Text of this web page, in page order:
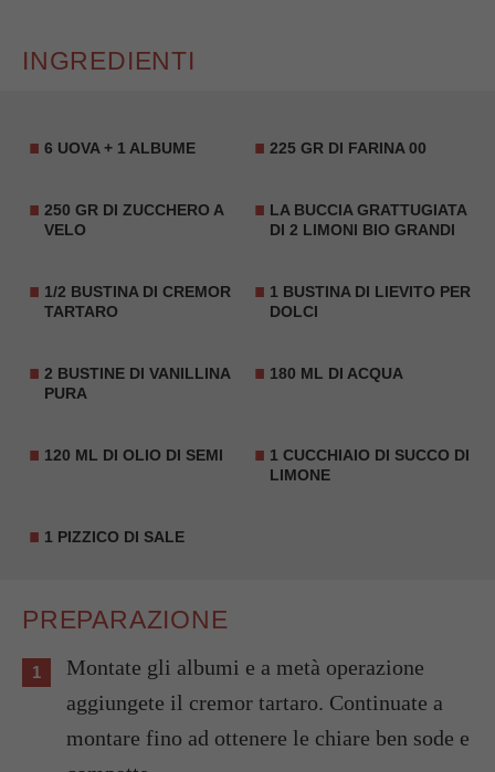
INGREDIENTI
6 UOVA + 1 ALBUME 225 GR DI FARINA 00
250 GR DI ZUCCHERO A
VELO
LA BUCCIA GRATTUGIATA
DI 2 LIMONI BIO GRANDI
1/2 BUSTINA DI CREMOR
TARTARO
1 BUSTINA DI LIEVITO PER
DOLCI
2 BUSTINE DI VANILLINA
PURA
180 ML DI ACQUA
120 ML DI OLIO DI SEMI
1 CUCCHIAIO DI SUCCO DI
LIMONE
1 PIZZICO DI SALE
PREPARAZIONE
Montate gli albumi e a metà operazione
aggiungete il cremor tartaro. Continuate a
montare fino ad ottenere le chiare ben sode e